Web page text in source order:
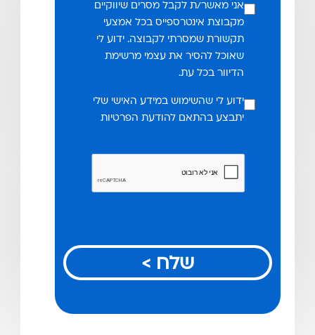
אני מאשר/ת לקבל מסרים שיווקיים
מקבוצת אינטרספייס בכל אמצעי
תקשורת שמסרתי לקבוצה. ידוע לי
שאוכל להסיר את עצמי מרשימת
הדיוור בכל עת.
ידוע לי שהשימוש במידע האישי שלי
יתבצע בהתאם להודעת הפרטיות
שלח >